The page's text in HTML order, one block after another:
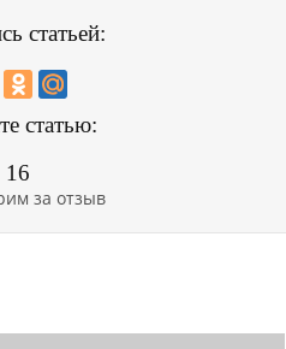
статьей:
статью:
16
за отзыв